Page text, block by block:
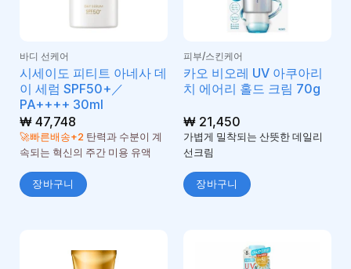
바디 선케어
시세이도 피티트 아네사 데
이 세럼 SPF50+／
PA++++ 30ml
₩47,748
🚀빠른배송+2 탄력과 수분이 계
속되는 혁신의 주간 미용 유액
장바구니
피부/스킨케어
카오 비오레 UV 아쿠아리
치 에어리 홀드 크림 70g
₩21,450
가볍게 밀착되는 산뜻한 데일리
선크림
장바구니